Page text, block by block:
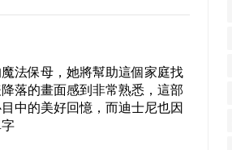
法保母，她將幫助這個家庭找
落的畫面感到非常熟悉，這部
中的美好回憶，而迪士尼也因